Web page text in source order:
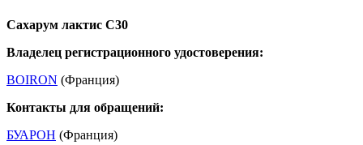
Сахарум лактис С30
Владелец регистрационного удостоверения:
BOIRON (Франция)
Контакты для обращений:
БУАРОН (Франция)